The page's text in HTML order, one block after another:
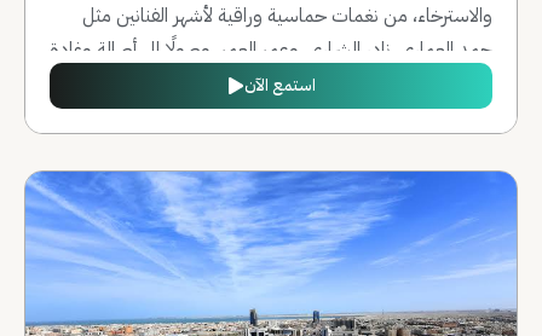
والاسترخاء، من نغمات حماسية وراقية لأشهر الفنانين مثل
حمد العماري، نادر الشراري، وعمر العمر، وصولًا إلى أصالة وغادة
شيري، لتغمروا أجواءكم بالموسيقى الهادئة والمميزة.
استمع الآن